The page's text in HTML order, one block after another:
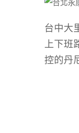
台中大
上下
控的丹